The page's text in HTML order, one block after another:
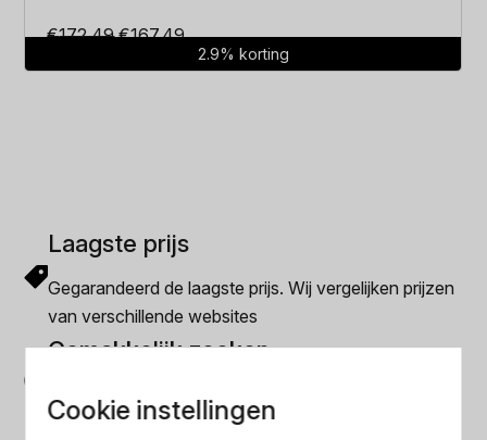
€172.49Oorspronkelijke
€167.49Huidige
prijs
2.9% korting
Laagste prijs
Gegarandeerd de laagste prijs. Wij vergelijken prijzen
van verschillende websites
Gemakkelijk zoeken
parfum met onze geavanceerde zoekfilters
Cookie instellingen